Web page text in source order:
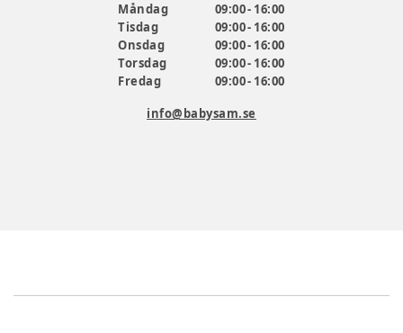
Måndag
09:00 - 16:00
Tisdag
09:00 - 16:00
Onsdag
09:00 - 16:00
Torsdag
09:00 - 16:00
Fredag
09:00 - 16:00
info@babysam.se